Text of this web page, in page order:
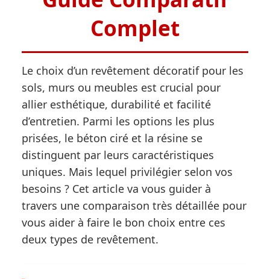
Complet
Le choix d’un revêtement décoratif pour les
sols, murs ou meubles est crucial pour
allier esthétique, durabilité et facilité
d’entretien. Parmi les options les plus
prisées, le béton ciré et la résine se
distinguent par leurs caractéristiques
uniques. Mais lequel privilégier selon vos
besoins ? Cet article va vous guider à
travers une comparaison très détaillée pour
vous aider à faire le bon choix entre ces
deux types de revêtement.